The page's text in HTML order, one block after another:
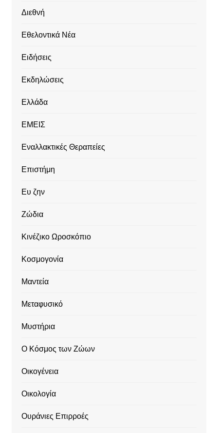
Διεθνή
Εθελοντικά Νέα
Ειδήσεις
Εκδηλώσεις
Ελλάδα
ΕΜΕΙΣ
Εναλλακτικές Θεραπείες
Επιστήμη
Ευ ζην
Ζώδια
Κινέζικο Ωροσκόπιο
Κοσμογονία
Μαντεία
Μεταφυσικό
Μυστήρια
Ο Κόσμος των Ζώων
Οικογένεια
Οικολογία
Ουράνιες Επιρροές